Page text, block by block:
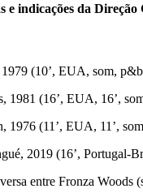
e indicações da Direção
(10’, EUA, som,
1981 (16’, EUA, 16’,
1976 (11’, EUA, 11’,
2019 (16’, Portugal-
entre Fronza Woods